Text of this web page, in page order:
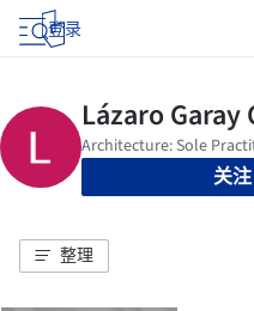
登录
关注
整理